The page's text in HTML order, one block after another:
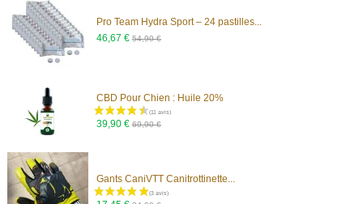
Pro Team Hydra Sport – 24 pastilles...
46,67 € 54,90 €
CBD Pour Chien : Huile 20%
39,90 € 69,90 €
Gants CaniVTT Canitrottinette...